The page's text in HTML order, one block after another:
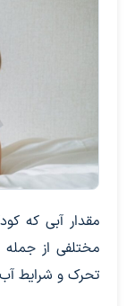
مقدار آبی که
مختلفی از
تحرک و شرایط